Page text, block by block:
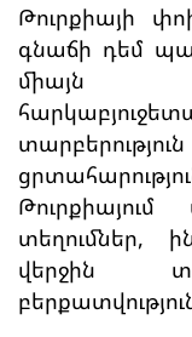
Թուրքիայի
գնաճի դեմ
միայն
տեղումներ,
վերջին